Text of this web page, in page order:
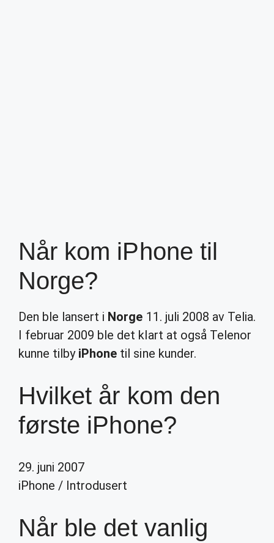
Når kom iPhone til
Norge?
Den ble lansert i Norge 11. juli 2008 av Telia.
I februar 2009 ble det klart at også Telenor
kunne tilby iPhone til sine kunder.
Hvilket år kom den
første iPhone?
29. juni 2007
iPhone / Introdusert
Når ble det vanlig